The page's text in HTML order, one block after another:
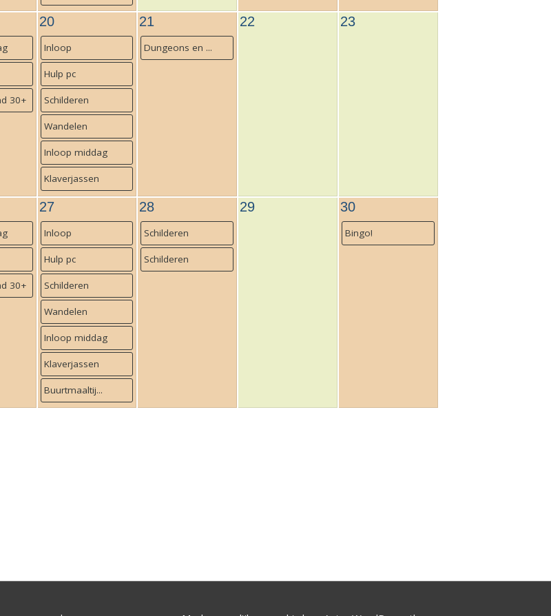
30+
20
Inloop
Hulp pc
Schilderen
Wandelen
Inloop middag
Klaverjassen
21
Dungeons en ...
22 23
30+
27
Inloop
Hulp pc
Schilderen
Wandelen
Inloop middag
Klaverjassen
Buurtmaaltij...
28
Schilderen
Schilderen
29 30
Bingo!